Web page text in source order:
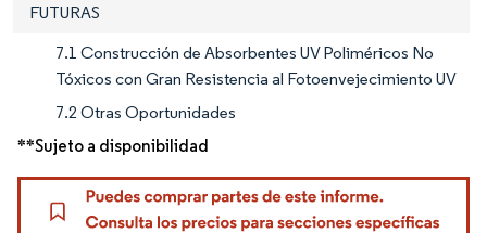
FUTURAS
7.1 Construcción de Absorbentes UV Poliméricos No
Tóxicos con Gran Resistencia al Fotoenvejecimiento UV
7.2 Otras Oportunidades
**Sujeto a disponibilidad